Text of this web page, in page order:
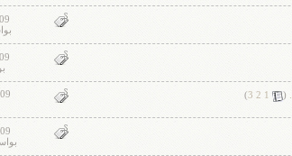
(
1
2
3
)